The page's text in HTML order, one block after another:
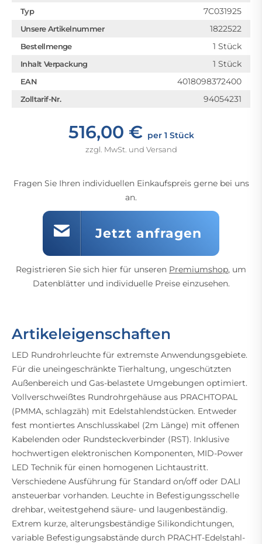
Typ 7C031925
Unsere Artikelnummer 1822522
Bestellmenge 1 Stück
Inhalt Verpackung 1 Stück
EAN 4018098372400
Zolltarif-Nr. 94054231
516,00 € per 1 Stück
zzgl. MwSt. und Versand
Fragen Sie Ihren individuellen Einkaufspreis gerne bei uns
an.
Jetzt anfragen
Registrieren Sie sich hier für unseren Premiumshop, um
Datenblätter und individuelle Preise einzusehen.
Artikeleigenschaften
LED Rundrohrleuchte für extremste Anwendungsgebiete.
Für die uneingeschränkte Tierhaltung, ungeschützten
Außenbereich und Gas-belastete Umgebungen optimiert.
Vollverschweißtes Rundrohrgehäuse aus PRACHTOPAL
(PMMA, schlagzäh) mit Edelstahlendstücken. Entweder
fest montiertes Anschlusskabel (2m Länge) mit offenen
Kabelenden oder Rundsteckverbinder (RST). Inklusive
hochwertigen elektronischen Komponenten, MID-Power
LED Technik für einen homogenen Lichtaustritt.
Verschiedene Ausführung für Standard on/off oder DALI
ansteuerbar vorhanden. Leuchte in Befestigungsschelle
drehbar, weitestgehend säure- und laugenbeständig.
Extrem kurze, alterungsbeständige Silikondichtungen,
variable Befestigungsabstände durch PRACHT-Edelstahl-